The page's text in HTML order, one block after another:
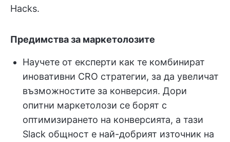
Hacks.
Предимства за маркетолозите
Научете от експерти как те комбинират
иновативни CRO стратегии, за да увеличат
възможностите за конверсия. Дори
опитни маркетолози се борят с
оптимизирането на конверсията, а тази
Slack общност е най-добрият източник на